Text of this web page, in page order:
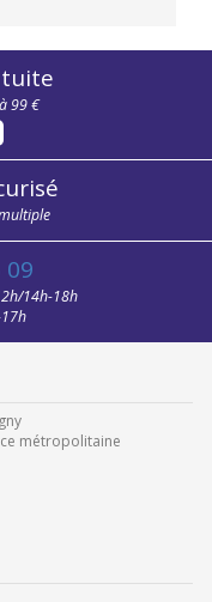
99 €
09
14h-18h
métropolitaine